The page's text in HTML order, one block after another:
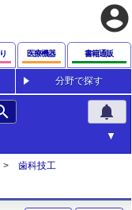
account_circle
医療機器 書籍通販
分野で探す
notifications
歯科技工